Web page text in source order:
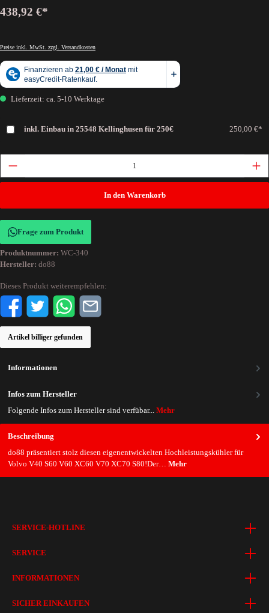
438,92 €*
Preise inkl. MwSt. zzgl. Versandkosten
Lieferzeit: ca. 5-10 Werktage
inkl. Einbau in 25548 Kellinghusen für 250€ 250,00 €*
In den Warenkorb
Frage zum Produkt
Produktnummer: WC-340
Hersteller: do88
Dieses Produkt weiterempfehlen:
Artikel billiger gefunden
Beschreibung
do88 präsentiert stolz diesen eigenentwickelten Hochleistungskühler für
Volvo V40 S60 V60 XC60 V70 XC70 S80!Der… Mehr
Informationen
Infos zum Hersteller
Folgende Infos zum Hersteller sind verfübar... Mehr
SERVICE-HOTLINE
SERVICE
INFORMATIONEN
SICHER EINKAUFEN